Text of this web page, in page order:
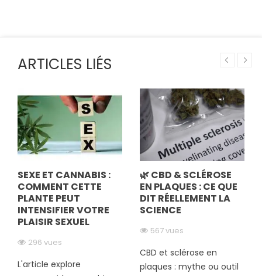
ARTICLES LIÉS
SEXE ET CANNABIS :
COMMENT CETTE
PLANTE PEUT
INTENSIFIER VOTRE
PLAISIR SEXUEL
296 vues
L'article explore
🌿 CBD & SCLÉROSE
EN PLAQUES : CE QUE
DIT RÉELLEMENT LA
SCIENCE
567 vues
CBD et sclérose en
plaques : mythe ou outil